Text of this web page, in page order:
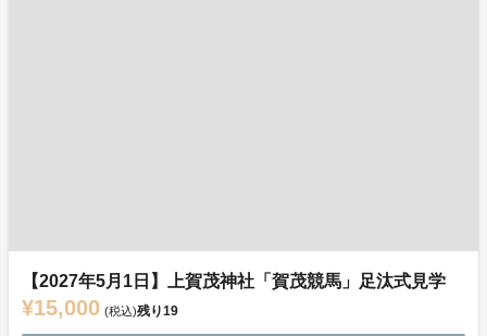
【2027年5月1日】上賀茂神社「賀茂競馬」足汰式見学
¥15,000 (税込)残り19